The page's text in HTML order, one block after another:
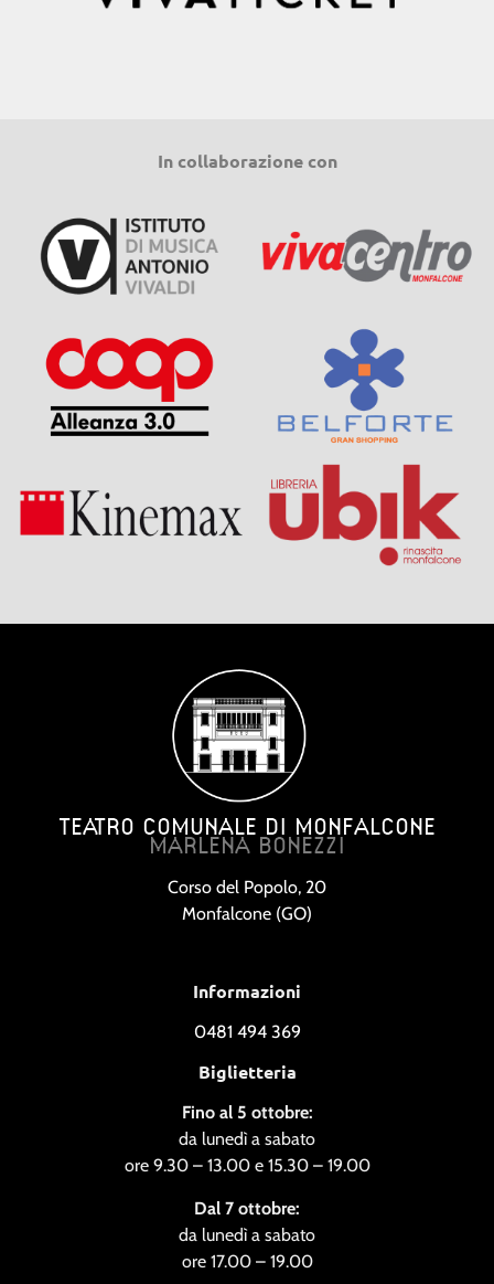
In collaborazione con
TEATRO COMUNALE DI MONFALCONE
MARLENA BONEZZI
Corso del Popolo, 20
Monfalcone (GO)
Informazioni
0481 494 369
Biglietteria
Fino al 5 ottobre:
da lunedì a sabato
ore 9.30 – 13.00 e 15.30 – 19.00
Dal 7 ottobre:
da lunedì a sabato
ore 17.00 – 19.00